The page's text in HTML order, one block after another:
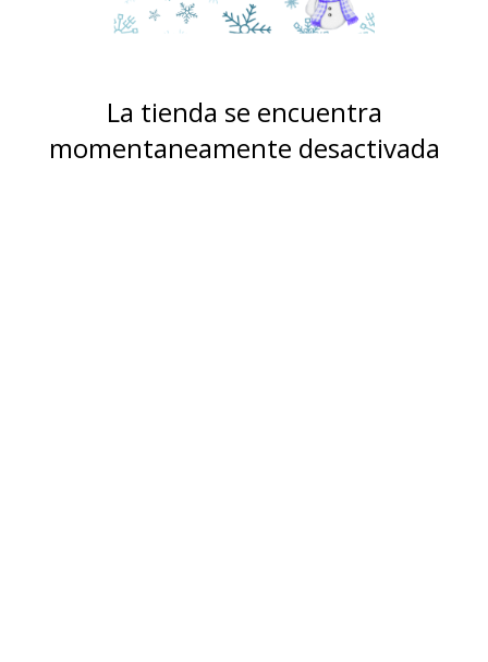
La tienda se encuentra
momentaneamente desactivada